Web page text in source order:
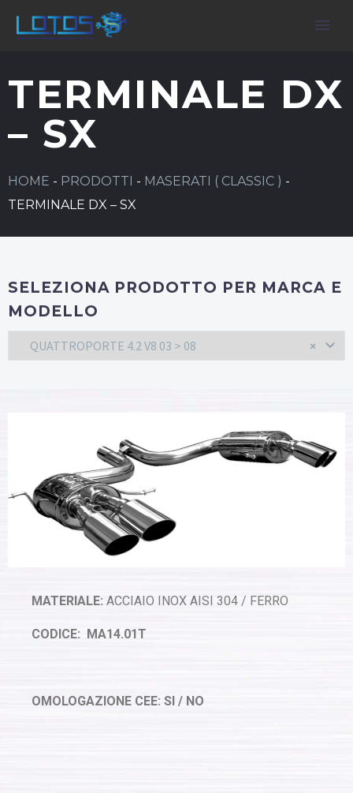
TERMINALE DX
– SX
HOME - PRODOTTI - MASERATI ( CLASSIC ) -
TERMINALE DX – SX
SELEZIONA PRODOTTO PER MARCA E
MODELLO
×
QUATTROPORTE 4.2 V8 03 > 08
MATERIALE: ACCIAIO INOX AISI 304 / FERRO
CODICE: MA14.01T
OMOLOGAZIONE CEE: SI / NO